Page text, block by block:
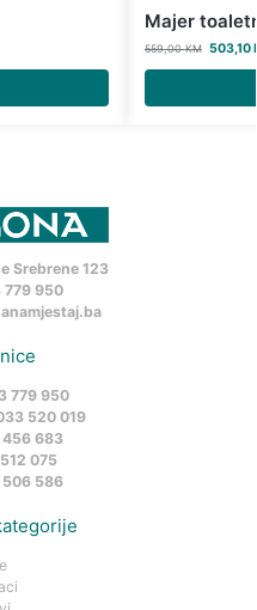
Majer
559,00KM 503,10
Srebrene 123
779 950
779 950
520 019
683
075
586